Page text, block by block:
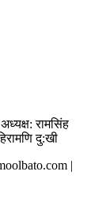
अध्यक्ष: रामसिंह
दु:खी
|